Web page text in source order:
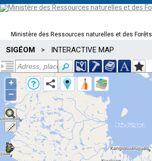
Ministère des Ressources naturelles et des Forêts
SIGÉOM > INTERACTIVE MAP
+
−